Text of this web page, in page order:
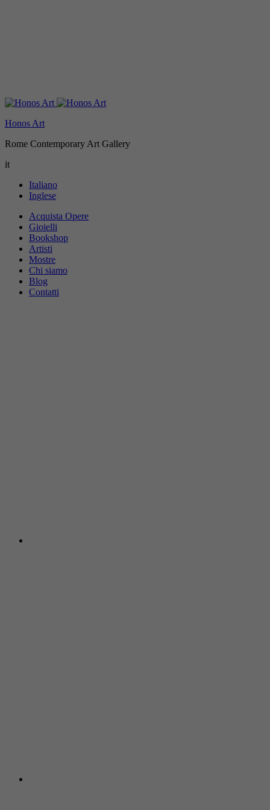
Honos Art
Rome Contemporary Art Gallery
it
Italiano
Inglese
Acquista Opere
Gioielli
Bookshop
Artisti
Mostre
Chi siamo
Blog
Contatti